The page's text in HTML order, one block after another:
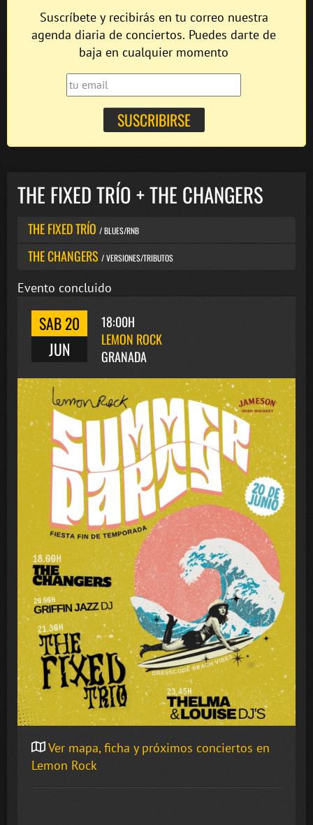
Suscríbete y recibirás en tu correo nuestra
agenda diaria de conciertos. Puedes darte de
baja en cualquier momento
THE FIXED TRÍO + THE CHANGERS
THE FIXED TRÍO / BLUES/RNB
THE CHANGERS / VERSIONES/TRIBUTOS
Evento concluido
SAB 20
JUN
18:00H
LEMON ROCK
GRANADA
Ver mapa, ficha y próximos conciertos en
Lemon Rock